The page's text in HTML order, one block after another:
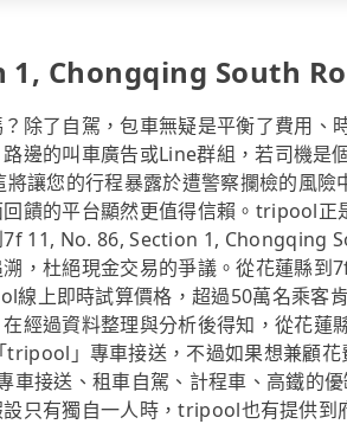
Chongqing South
除了自駕，包車無疑是平衡了費用、
邊的叫車廣告或Line群組，若司機是
讓您的行程暴露於遭警察攔檢的風險
饋的平台顯然更值得信賴。tripool正
11, No. 86, Section 1, Chongqing
，杜絕現金交易的爭議。從花蓮縣
上即時試算價格，超過50萬名乘客
經過資料整理與分析後得知，從花
」專車接送，不過如果想兼顧
車接送、租車自駕、計程車、高鐵的
只有獨自一人時，tripool也有提供到